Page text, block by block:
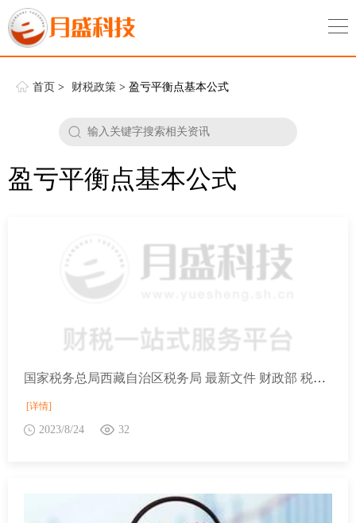
首页 > 财税政策 > 盈亏平衡点基本公式
盈亏平衡点基本公式
国家税务总局西藏自治区税务局 最新文件 财政部 税务总局 中国证监会关于延续实施支持原油等货物期货市场对外开放个人所得税政策的公告
[详情]
2023/8/24 32